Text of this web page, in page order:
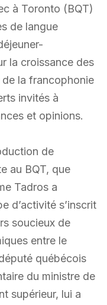
à Toronto (BQT)
de langue
la croissance des
de la francophonie
invités à
et opinions.
de
au BQT, que
Tadros a
d’activité s’inscrit
soucieux de
entre le
québécois
du ministre de
supérieur, lui a